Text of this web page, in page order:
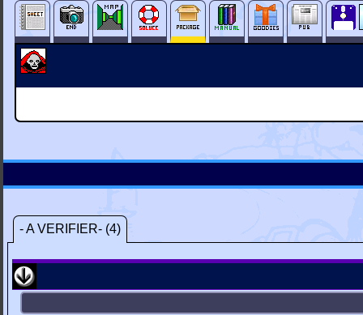
- A VERIFIER- (4)